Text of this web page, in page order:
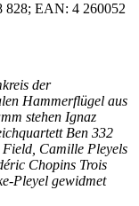
828; EAN: 4 260052
der
Hammerflügel aus
stehen Ignaz
Ben 332
Camille Pleyels
Chopins Trois
Pleyel gewidmet